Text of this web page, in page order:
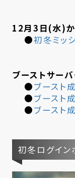
12月3日(水)か
●初冬ミッ
ブーストサー
●ブースト
●ブースト
●ブースト
初冬ログイン